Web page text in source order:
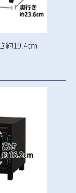
約19.4cm